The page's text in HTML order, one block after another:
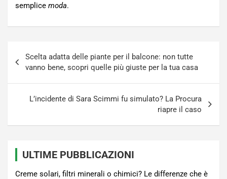
semplice moda.
articoli
Scelta adatta delle piante per il balcone: non tutte
vanno bene, scopri quelle più giuste per la tua casa
L’incidente di Sara Scimmi fu simulato? La Procura
riapre il caso
ULTIME PUBBLICAZIONI
Creme solari, filtri minerali o chimici? Le differenze che è